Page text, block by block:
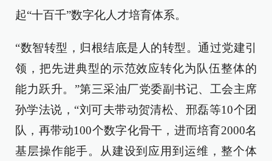
起“十百千”数字化人才培育体系。
“数智转型，归根结底是人的转型。通过党建引
领，把先进典型的示范效应转化为队伍整体的
能力跃升。”第三采油厂党委副书记、工会主席
孙学法说，“刘可夫带动贺清松、邢磊等10个团
队，再带动100个数字化骨干，进而培育2000名
基层操作能手。从建设到应用到运维，整个体